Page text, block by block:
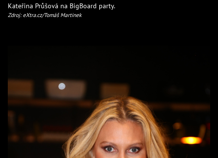
Kateřina Průšová na BigBoard party.
Zdroj: eXtra.cz/Tomáš Martinek